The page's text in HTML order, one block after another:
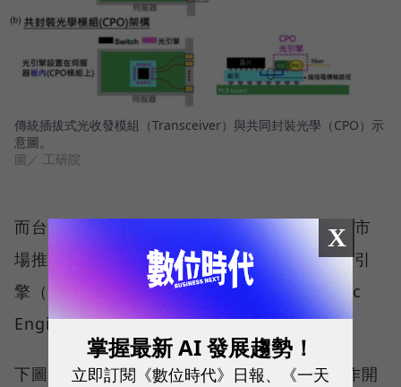
傳統插拔式光收發模組（Transceiver）與共同封裝光學（CPO）示
意圖。
圖／ 工研院
而台積電很早就投入這個領域，針對數據中心市
場推出了新型的先進封裝技術「緊湊通用光子引
擎（COUPE：Compact Universal Photonic
Engine）」。
下圖是思科（CISCO）與智邦（Accton）合作開
X
掌握最新 AI 發展趨勢！
立即訂閱《數位時代》日報、《一天